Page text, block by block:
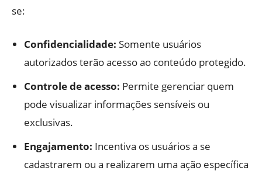
se:
Confidencialidade: Somente usuários
autorizados terão acesso ao conteúdo protegido.
Controle de acesso: Permite gerenciar quem
pode visualizar informações sensíveis ou
exclusivas.
Engajamento: Incentiva os usuários a se
cadastrarem ou a realizarem uma ação específica